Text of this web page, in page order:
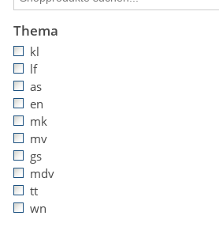
Thema
kl
lf
as
en
mk
mv
gs
mdv
tt
wn